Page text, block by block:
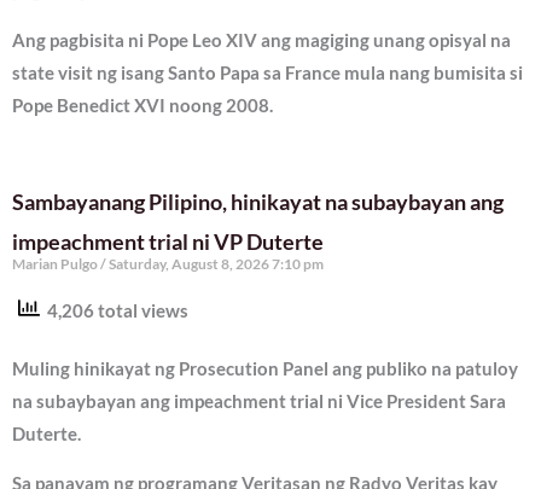
Ang pagbisita ni Pope Leo XIV ang magiging unang opisyal na
state visit ng isang Santo Papa sa France mula nang bumisita si
Pope Benedict XVI noong 2008.
Sambayanang Pilipino, hinikayat na subaybayan ang
impeachment trial ni VP Duterte
Marian Pulgo Saturday, August 8, 2026 7:10 pm
4,206 total views
Muling hinikayat ng Prosecution Panel ang publiko na patuloy
na subaybayan ang impeachment trial ni Vice President Sara
Duterte.
Sa panayam ng programang Veritasan ng Radyo Veritas kay